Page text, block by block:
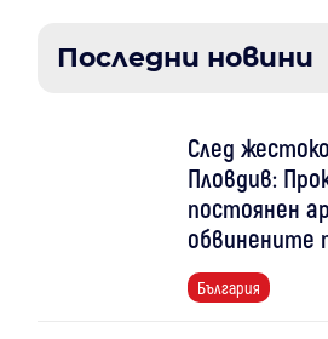
Последни новини
След
Пловдив:
постоянен
обвинените
България